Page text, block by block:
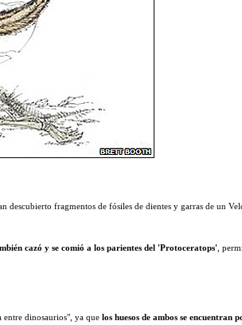
descubierto fragmentos de fósiles de dientes y garras de un
cazó y se comió a los parientes del 'Protoceratops',
entre dinosaurios", ya que los huesos de ambos se encuentran